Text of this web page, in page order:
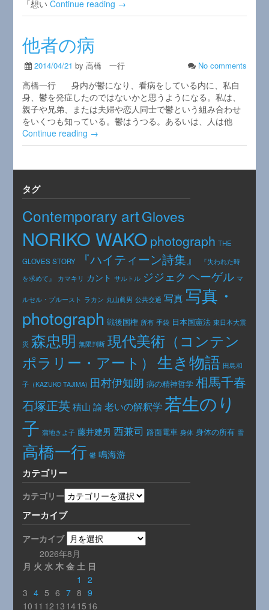
「想いContinue reading →
他者の病
2014/04/21 by 高橋 一行 No comments
高橋一行 身内が鬱になり、看病をしている内に、私自
身、鬱を発症したのではないかと思うようになる。私は、
親子や兄弟、または夫婦や恋人同士で鬱という組み合わせ
をいくつも知っている。鬱はうつる。あるいは、人は他
Continue reading →
タグ
Contemporary artGloves
NORIKO WAKOphotograph THE
GLOVES STORY
『ハイティーン詩集』
『失われた時
を求めて』
カマキリ カント サルトル ジジェク ヘーゲル マ
ルセル・プルースト ラカン 丸山眞男 公共交通 写真 写真・
photograph 戦後国権 所有 手袋 日本国憲法 東日本大震
災 森忠明 無限判断 現代美術（コンテン
ポラリー・アート） 生き物語 田島和
子（KAZUKO TAJIMA) 田村伊知朗 病の精神哲学 相馬千春
石塚正英 積山 諭 老いの解釈学 若生のり
子 蒲地きよ子 藤井建男 西兼司 路面電車 身体 身体の所有 雪
高橋一行 鬱 鳴海游
カテゴリー
カテゴリー
アーカイブ
アーカイブ
2026年8月
月 火 水 木 金 土 日
1
2
3 4 5 6 7 8 9
10 11 12 13 1415 16